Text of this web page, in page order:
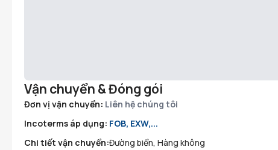
Vận chuyển & Đóng gói
Đơn vị vận chuyển: Liên hệ chúng tôi
Incoterms áp dụng: FOB, EXW,...
Chi tiết vận chuyển:Đường biển, Hàng không